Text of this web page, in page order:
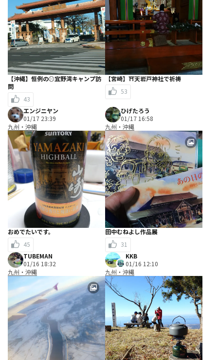
【沖縄】恒例の⚾宜野湾キャンプ訪
問
43
【宮崎】⛩️天岩戸神社で祈祷
53
エンジニヤン
01/17 23:39
九州・沖縄
おめでたいです。
45
ひげたろう
01/17 16:58
九州・沖縄
田中むねよし作品展
31
TUBEMAN
01/16 18:32
九州・沖縄
KKB
01/16 12:10
九州・沖縄